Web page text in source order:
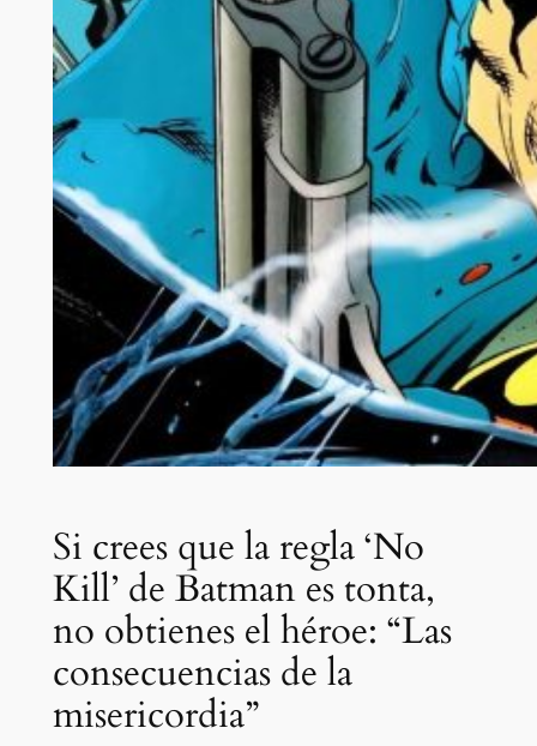
Si crees que la regla ‘No
Kill’ de Batman es tonta,
no obtienes el héroe: “Las
consecuencias de la
misericordia”